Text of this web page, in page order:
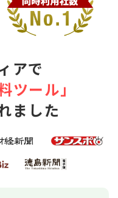
アで
ツール｣
ました